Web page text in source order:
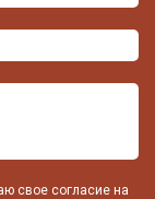
свое согласие на